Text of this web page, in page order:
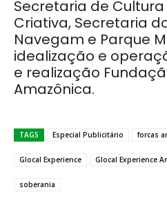
Secretaria de
Criativa, Secretaria
Navegam e Parque
idealização e
e realização
Amazônica.
TAGS Especial Publicitário forcas
Glocal Experience Glocal Experience
soberania